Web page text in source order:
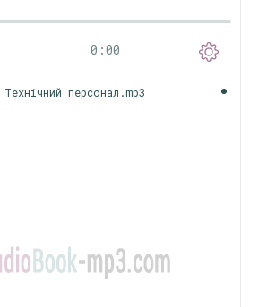
0:00
персонал.mp3